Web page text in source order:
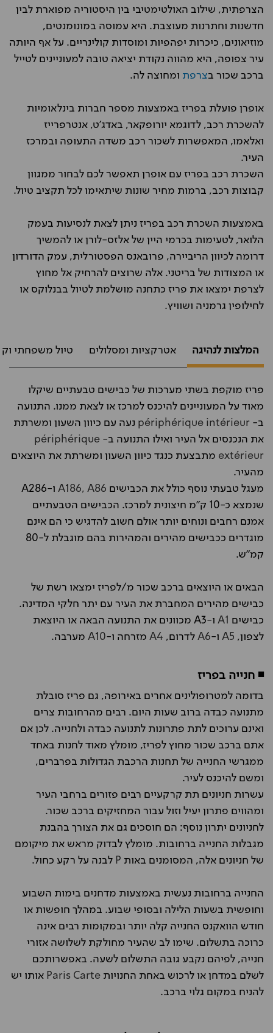
הצרפתית, שילוב האולטימטיבי בין היסטוריה מפוארת לבין
חדשנות וחתרנות מעוצבת. היא עמוסה במונומנטים,
מוזיאונים, כיכרות יפהפיות ומוסדות קולינריים. על אף היותה
עיר צפופה, היא מהווה נקודת יציאה טובה למעוניינים לטייל
ברכב שכור בצרפת ומחוצה לה.
אופרן פועלת בפריז באמצעות מספר חברות בינלאומיות
להשכרת רכב, לדוגמא יורופקאר, באדג'ט, אנטרפרייז
ואלאמו, המאפשרות לשכור רכב משדה התעופה ובמרכז
העיר.
השכרת רכב בפריז עם אופרן תאפשר לכם לבחור ממגוון
קבוצות רכב, ברמות מחיר שונות שיתאימו לכל תקציב טיול.
באמצעות השכרת רכב בפריז ניתן לצאת לנסיעות בעמק
הלואר, לטעימות בכרמי היין של אלזס-לורן או להמשיך
דרומה לכיוון הריביירה, פרובאנס הפסטורלית, עמק הדורדון
או המצודות של בריטני. אלה שרוצים להרחיק אל מחוץ
לצרפת ימצאו את פריז כתחנה מושלמת לטיול בבנלוקס או
לחילופין גרמניה ושוויץ.
המלצות לנהיגה אטרקציות ומסלולים טיול משפחתי
פריז מוקפת בשתי מערכות של כבישים טבעתיים שיקלו
מאוד על המעוניינים להיכנס למרכז או לצאת ממנו. התנועה
ב- périphérique intérieur נעה עם כיוון השעון ומשרתת
את הנכנסים אל העיר ואילו התנועה ב- périphérique
extérieur מתבצעת כנגד כיוון השעון ומשרתת את היוצאים
מהעיר.
מעגל טבעתי נוסף כולל את הכבישים A186, A86
ו-A286
שנמצא כ-10 ק"מ חיצונית למרכז. הכבישים הטבעתיים
אמנם רחבים ונוחים יותר אולם חשוב להדגיש כי הם אינם
מוגדרים ככבישים מהירים והמהירות בהם מוגבלת ל-80
קמ"ש.
הבאים או היוצאים ברכב שכור מ/לפריז ימצאו רשת של
כבישים מהירים המחברת את העיר עם יתר חלקי המדינה.
כבישים A1
ו-A3 מכוונים את התנועה הבאה או היוצאת
לצפון, A5 ו-A6 לדרום, A4 מזרחה ו-A10 מערבה.
◾ חנייה בפריז
בדומה למטרופולינים אחרים באירופה, גם פריז סובלת
מתנועה כבדה ברוב שעות היום. רבים מהרחובות צרים
ואינם ערוכים לתת פתרונות לתנועה כבדה ולחנייה. לכן אם
אתם ברכב שכור מחוץ לפריז, מומלץ מאוד לחנות באחד
ממגרשי החנייה של תחנות הרכבת הגדולות בפרברים,
ומשם להיכנס לעיר.
עשרות חניונים תת קרקעיים רבים פזורים ברחבי העיר
ומהווים פתרון יעיל וזול עבור המחזיקים ברכב שכור.
לחניונים יתרון נוסף: הם חוסכים גם את הצורך בהבנת
מגבלות החנייה ברחובות. מומלץ לבדוק מראש את מיקומם
של חניונים אלה, המסומנים באות P לבנה על רקע כחול.
החנייה ברחובות נעשית באמצעות מדחנים בימות השבוע
וחופשית בשעות הלילה ובסופי שבוע. במהלך חופשות או
חודש הוואקנס החנייה קלה יותר ובמקומות רבים אינה
כרוכה בתשלום. שימו לב שהעיר מחולקת לשלושה אזורי
חנייה, לפיהם נקבע גובה התשלום לשעה. באפשרותכם
לשלם במדחן או לרכוש באחת החנויות Paris Carte אותו יש
להניח במקום גלוי ברכב.